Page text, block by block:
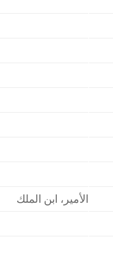
الأمير، ابن الملك